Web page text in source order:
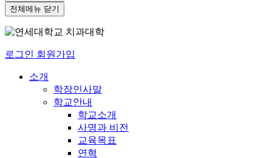
전체메뉴 닫기
로그인 회원가입
소개
학장인사말
학교안내
학교소개
사명과 비전
교육목표
연혁